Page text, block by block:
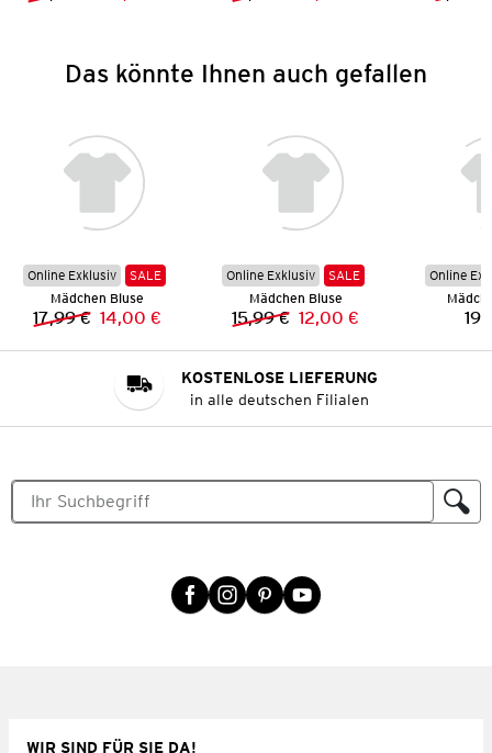
Das könnte Ihnen auch gefallen
Online Exklusiv
SALE
Mädchen Bluse
Vorheriger Preis:
17,99 € Neuer Preis:
14,00 €
Online Exklusiv
SALE
Mädchen Bluse
Vorheriger Preis:
15,99 € Neuer Preis:
12,00 €
Online
KOSTENLOSE LIEFERUNG
in alle deutschen Filialen
WIR SIND FÜR SIE DA!